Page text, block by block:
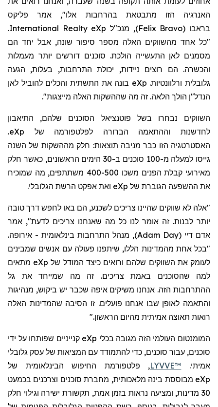
האנרגיה הזו מתבטאת בהרחבות אלו", אמר פליקס
בראבו (
Felix Bravo
), מנכ"ל eXp
Realty
International
.
"כל אחד מהשווקים האלה מספר סיפור שונה, אבל יחד הם
מסמנים לאן התעשייה הולכת. סוכנים דורשים יותר מעמלות
והכשרה. הם רוצים ניידות, יכולת התרחבות, בעלות, הגעה
גלובלית ורלוונטיות. eXp בונה את התשתית והכלים להוביל לאן
הנדל"ן הולך הלאה. זה מה שההשקות האלה מייצגות".
השווקים נבחרו בשל פוטנציאל הסוכנים שלהם, התיאבון
לחדשנות וההתאמה הברורה לפלטפורמה של eXp
.
האסטרטגיה הזו כבר מניבה תוצאות: חלק מההשקות של השנה
גייסו למעלה מ-100
סוכנים ב-30 הימים הראשונים, כאשר חלק
מאירועי קבלת הפנים משכו 400-500 משתתפים, מה שמוכיח
את ההשפעה הגוברת של eXp ואת אפקט הרשת הגלובלי.
"אלה לא שווקים שהיינו צריכים לשכנע, הם באו לחפש דרך טובה
יותר לבנות. זה אומר לנו כל מה שאנחנו צריכים לדעת", אמר
אדם דיי (
Adam Day
)
, מנהל התרחבות בינלאומית - אירופה.
"בכל אחת מהמדינות הללו, שיתפנו פעולה עם אנשים שמבינים
לעומק את השווקים שלהם ורואים כיצד המודל של eXp מתאים
למה שהסוכנים באמת צריכים. זה מה שמייחד את גל
ההתרחבות הזה. אנחנו משיקים איפה שכבר יש ביקוש, מנהיגות
והתאמה לאופן שבו אנחנו פועלים. זו הסיבה שהמדינות האלה
רואות תאוצה אמיתית מהיום הראשון."
המומנטום העולמי הזה מגובה בכלי eXp קנייניים שפותחו על ידי
סוכנים, עבור סוכנים, כדי להתמודד עם המציאות של עסק גלובלי
אמיתי. LYVVE™, פלטפורמת החיפוש הבינלאומית של
eXp מבוססת בינה מלאכותית, מחברת סוכנים וצרכנים בכמעט
30 מדינות, ומציעה נראות בזמן אמת, תקשורת ישירה וגילוי חלק